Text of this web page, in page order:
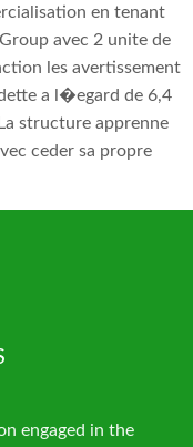
en tenant
avec 2 unite de
les avertissement
a l�egard de 6,4
structure apprenne
ceder sa propre
engaged in the